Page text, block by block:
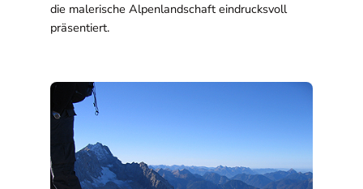
die malerische Alpenlandschaft eindrucksvoll
präsentiert.